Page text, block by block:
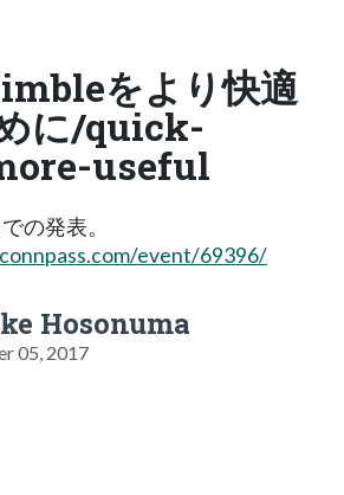
をより快適
に/quick-
useful
の発表。
event/69396/
Hosonuma
05, 2017